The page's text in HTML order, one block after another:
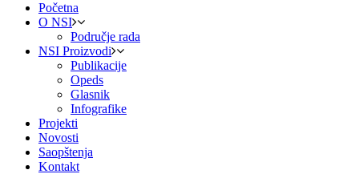
Početna
O NSI
Područje rada
NSI Proizvodi
Publikacije
Opeds
Glasnik
Infografike
Projekti
Novosti
Saopštenja
Kontakt